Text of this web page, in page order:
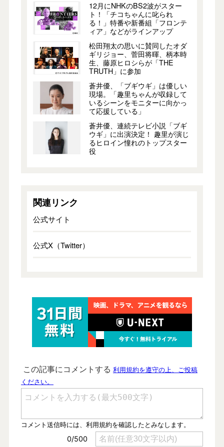
12月にNHKのBS2波がスター
ト！「チコちゃんに叱られ
る！」特番や新番組「フロンテ
ィア」などがラインアップ
松田翔太の思いに賛同したオダ
ギリジョー、菅田将暉、柄本時
生、藤原ヒロシらが「THE
TRUTH」に参加
蒼井優、「ブギウギ」は優しい
現場。「趣里ちゃんが収録して
いるシーンをモニターに向かっ
て応援している」
蒼井優、連続テレビ小説「ブギ
ウギ」に出演決定！ 趣里が演じ
るヒロイン憧れのトップスター
役
関連リンク
公式サイト
公式X（Twitter）